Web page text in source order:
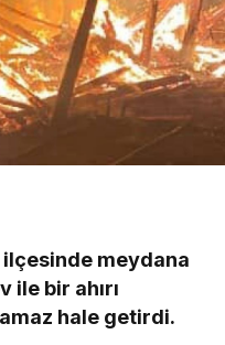
ilçesinde meydana
ile bir ahırı
hale getirdi.